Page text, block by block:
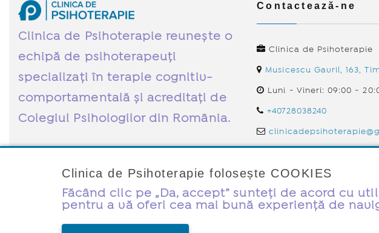
Clinica de Psihoterapie reunește o
echipă de psihoterapeuți
specializați în terapie cognitiv-
comportamentală și acreditați de
Colegiul Psihologilor din România.
Contactează-ne
Clinica de Psihoterapie
Musicescu Gavril, 163,
Luni - Vineri: 09:00 -
+40728038240
© Clinica de Psihoterapie 2026. Toate drepturile rezervate.Dezvoltat de TWS
Clinica de Psihoterapie folosește COOKIES
Făcând clic pe „Da, accept” sunteți de acord cu
pentru a vă oferi cea mai bună experiență de